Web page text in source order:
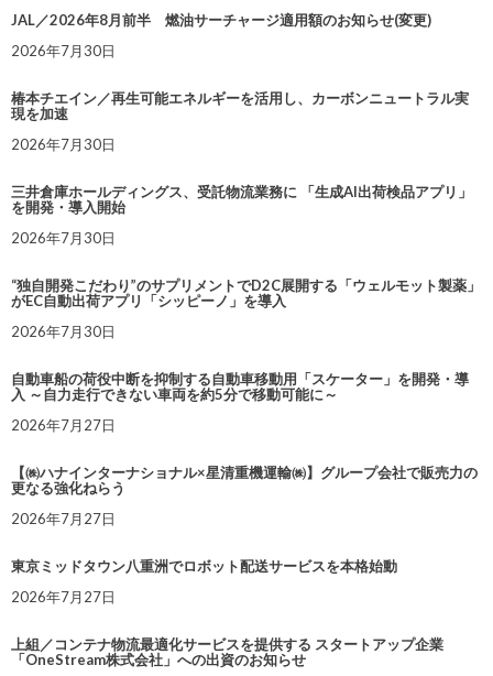
JAL／2026年8月前半 燃油サーチャージ適用額のお知らせ(変更)
2026年7月30日
椿本チエイン／再生可能エネルギーを活用し、カーボンニュートラル実
現を加速
2026年7月30日
三井倉庫ホールディングス、受託物流業務に 「生成AI出荷検品アプリ」
を開発・導入開始
2026年7月30日
“独自開発こだわり”のサプリメントでD2C展開する「ウェルモット製薬」
がEC自動出荷アプリ「シッピーノ」を導入
2026年7月30日
自動車船の荷役中断を抑制する自動車移動用「スケーター」を開発・導
入 ～自力走行できない車両を約5分で移動可能に～
2026年7月27日
【㈱ハナインターナショナル×星清重機運輸㈱】グループ会社で販売力の
更なる強化ねらう
2026年7月27日
東京ミッドタウン八重洲でロボット配送サービスを本格始動
2026年7月27日
上組／コンテナ物流最適化サービスを提供する スタートアップ企業
「OneStream株式会社」への出資のお知らせ